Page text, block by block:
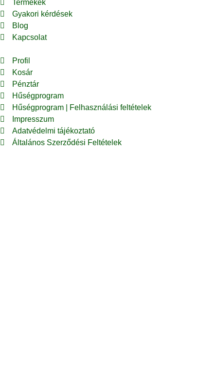
Termékek
Gyakori kérdések
Blog
Kapcsolat
Profil
Kosár
Pénztár
Hűségprogram
Hűségprogram | Felhasználási feltételek
Impresszum
Adatvédelmi tájékoztató
Általános Szerződési Feltételek